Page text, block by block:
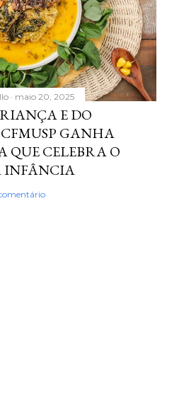
maio 20, 2025
E DO
GANHA
QUE CELEBRA O
INFÂNCIA